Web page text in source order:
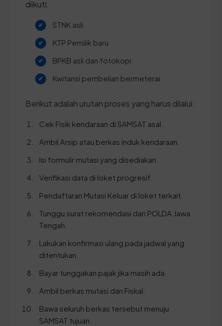
diikuti:
STNK asli
KTP Pemilik baru
BPKB asli dan fotokopi
Kwitansi pembelian bermeterai
Berikut adalah urutan proses yang harus dilalui:
Cek Fisik kendaraan di SAMSAT asal.
Ambil Arsip atau berkas induk kendaraan.
Isi formulir mutasi yang disediakan.
Verifikasi data di loket progresif.
Pendaftaran Mutasi Keluar di loket terkait.
Tunggu surat rekomendasi dari POLDA Jawa
Tengah.
Lakukan konfirmasi ulang pada jadwal yang
ditentukan.
Bayar tunggakan pajak jika masih ada.
Ambil berkas mutasi dan Fiskal.
Bawa seluruh berkas tersebut menuju
SAMSAT tujuan.